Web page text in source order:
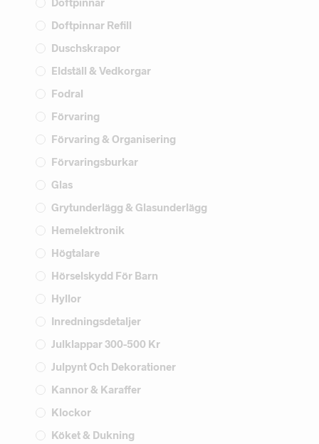
Doftpinnar Refill
Duschskrapor
Eldställ & Vedkorgar
Fodral
Förvaring
Förvaring & Organisering
Förvaringsburkar
Glas
Grytunderlägg & Glasunderlägg
Hemelektronik
Högtalare
Hörselskydd För Barn
Hyllor
Inredningsdetaljer
Julklappar 300-500 Kr
Julpynt Och Dekorationer
Kannor & Karaffer
Klockor
Köket & Dukning